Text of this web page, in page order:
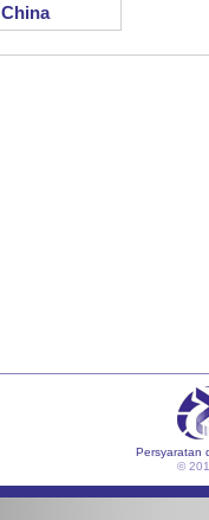
China
Persyaratan
©